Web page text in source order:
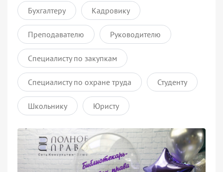
Бухгалтеру Кадровику
Преподавателю Руководителю
Специалисту по закупкам
Специалисту по охране труда Студенту
Школьнику Юристу